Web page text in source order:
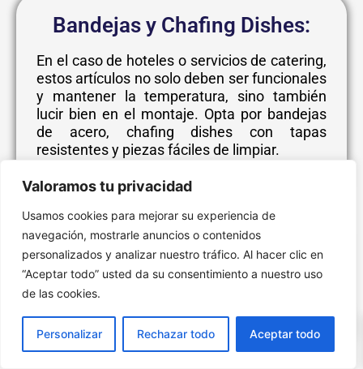
Valoramos tu privacidad
Usamos cookies para mejorar su experiencia de
navegación, mostrarle anuncios o contenidos
personalizados y analizar nuestro tráfico. Al hacer clic en
“Aceptar todo” usted da su consentimiento a nuestro uso
de las cookies.
Personalizar Rechazar todo Aceptar todo
Bandejas y Chafing Dishes:
En el caso de hoteles o servicios de catering,
estos artículos no solo deben ser funcionales
y mantener la temperatura, sino también
lucir bien en el montaje. Opta por bandejas
de acero, chafing dishes con tapas
resistentes y piezas fáciles de limpiar.
Complementos de sala:
No descuides detalles como salseras,
aceiteras, porta cubiertos o paneras. Estos
pequeños elementos completan la
presentación de forma profesional y
coherente con el estilo de tu negocio.